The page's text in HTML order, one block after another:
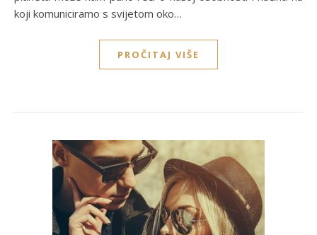
koji komuniciramo s svijetom oko…
PROČITAJ VIŠE